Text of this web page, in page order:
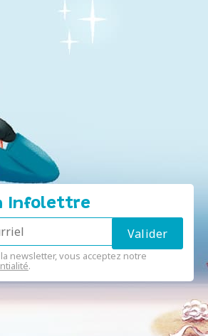
Infolettre
newsletter, vous acceptez notre
.